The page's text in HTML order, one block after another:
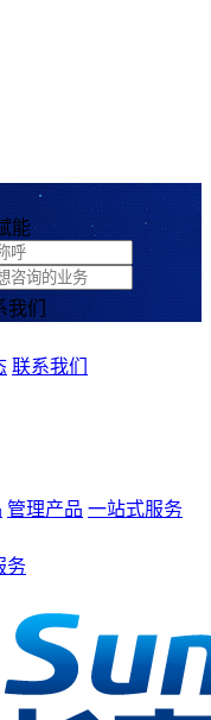
能
们
联系我们
管理产品 一站式服务
务